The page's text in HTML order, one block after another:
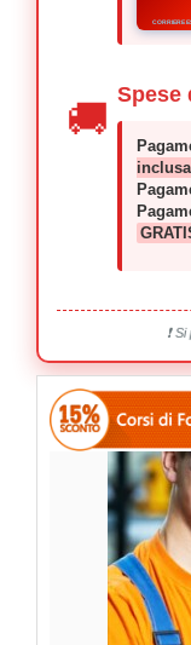
CORRIERE
🚚
Spese
inclusa
❗